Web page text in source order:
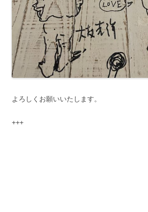
よろしくお願いいたします。
+++